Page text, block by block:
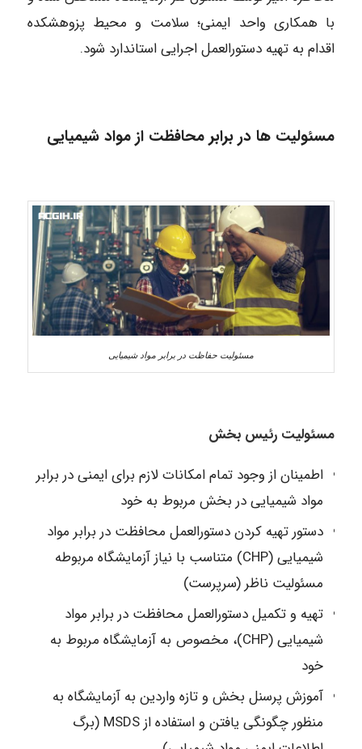
با همکاری واحد ایمنی؛ سلامت و محیط پزوهشکده
اقدام به تهیه دستورالعمل اجرایی استاندارد شود.
مسئولیت ها در برابر محافظت از مواد شیمیایی
مسئولیت حفاظت در برابر مواد شیمیایی
مسئولیت رئیس بخش
اطمینان از وجود تمام امکانات لازم برای ایمنی در برابر
مواد شیمیایی در بخش مربوط به خود
دستور تهیه کردن دستورالعمل محافظت در برابر مواد
شیمیایی (CHP) متناسب با نیاز آزمایشگاه مربوطه
مسئولیت ناظر (سرپرست)
تهیه و تکمیل دستورالعمل محافظت در برابر مواد
شیمیایی (CHP)، مخصوص به آزمایشگاه مربوط به
خود
آموزش پرسنل بخش و تازه واردین به آزمایشگاه به
منظور چگونگی یافتن و استفاده از MSDS (برگ